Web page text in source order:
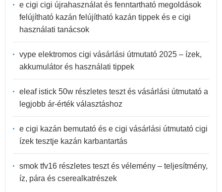
e cigi cigi újrahasználat és fenntartható megoldások
felújítható kazán felújítható kazán tippek és e cigi
használati tanácsok
vype elektromos cigi vásárlási útmutató 2025 – ízek,
akkumulátor és használati tippek
eleaf istick 50w részletes teszt és vásárlási útmutató a
legjobb ár-érték választáshoz
e cigi kazán bemutató és e cigi vásárlási útmutató cigi
ízek tesztje kazán karbantartás
smok tfv16 részletes teszt és vélemény – teljesítmény,
íz, pára és cserealkatrészek